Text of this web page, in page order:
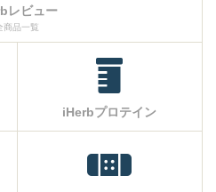
レビュー
商品一覧
iHerbプロテイン